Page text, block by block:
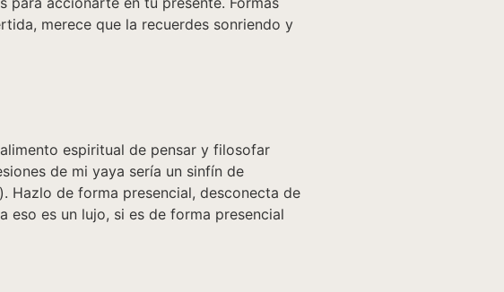
merece que la recuerdes sonriendo y
espiritual de pensar y filosofar
de mi yaya sería un sinfín de
Hazlo de forma presencial, desconecta de
eso es un lujo, si es de forma presencial